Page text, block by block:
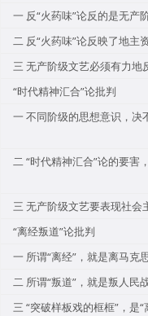
一 反“火药味”论反的是无产
二 反“火药味”论反映了地主
三 无产阶级文艺必须有力地
“时代精神汇合”论批判
一 不同阶级的思想意识，决
二 “时代精神汇合”论的要害
三 无产阶级文艺要表现社会
“离经叛道”论批判
一 所谓“离经”，就是离马克
二 所谓“叛道”，就是叛人民
三 “突破样板戏的框框”，是